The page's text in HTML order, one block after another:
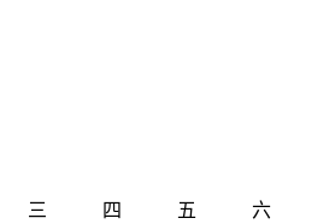
三 四 五
六